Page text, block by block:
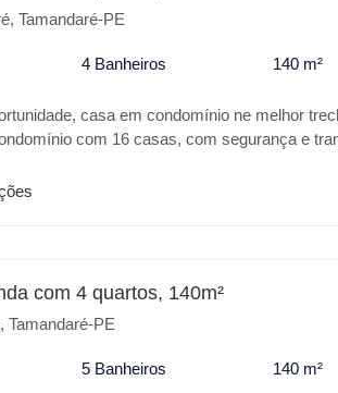
Tamandaré-PE
4 Banheiros 140 m²
casa em condomínio ne melhor
com 16 casas, com segurança e
com 4 quartos, 140m²
Tamandaré-PE
5 Banheiros 140 m²